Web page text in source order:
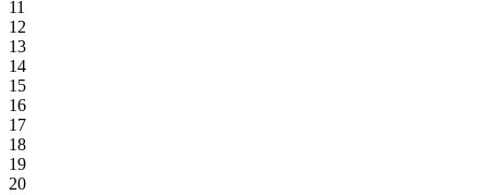
11
12
13
14
15
16
17
18
19
20